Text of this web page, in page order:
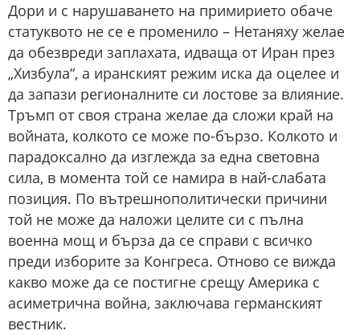
Дори и с нарушаването на примирието обаче
статуквото не се е променило – Нетаняху желае
да обезвреди заплахата, идваща от Иран през
„Хизбула“, а иранският режим иска да оцелее и
да запази регионалните си лостове за влияние.
Тръмп от своя страна желае да сложи край на
войната, колкото се може по-бързо. Колкото и
парадоксално да изглежда за една световна
сила, в момента той се намира в най-слабата
позиция. По вътрешнополитически причини
той не може да наложи целите си с пълна
военна мощ и бърза да се справи с всичко
преди изборите за Конгреса. Отново се вижда
какво може да се постигне срещу Америка с
асиметрична война, заключава германският
вестник.